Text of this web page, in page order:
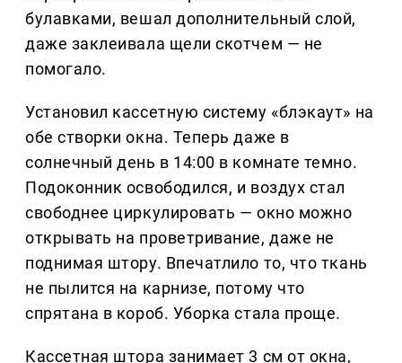
булавками, вешал дополнительный слой,
даже заклеивала щели скотчем — не
помогало.
Установил кассетную систему «блэкаут» на
обе створки окна. Теперь даже в
солнечный день в 14:00 в комнате темно.
Подоконник освободился, и воздух стал
свободнее циркулировать — окно можно
открывать на проветривание, даже не
поднимая штору. Впечатлило то, что ткань
не пылится на карнизе, потому что
спрятана в короб. Уборка стала проще.
Кассетная штора занимает 3 см от окна,